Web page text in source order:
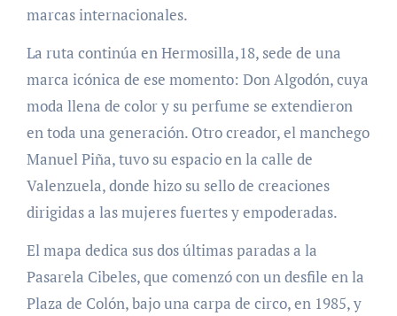
marcas internacionales.
La ruta continúa en Hermosilla,18, sede de una
marca icónica de ese momento: Don Algodón, cuya
moda llena de color y su perfume se extendieron
en toda una generación. Otro creador, el manchego
Manuel Piña, tuvo su espacio en la calle de
Valenzuela, donde hizo su sello de creaciones
dirigidas a las mujeres fuertes y empoderadas.
El mapa dedica sus dos últimas paradas a la
Pasarela Cibeles, que comenzó con un desfile en la
Plaza de Colón, bajo una carpa de circo, en 1985, y